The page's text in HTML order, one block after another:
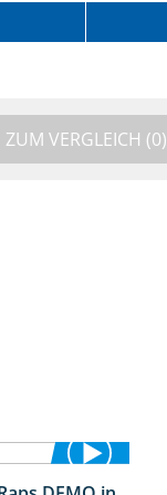
ZUM VERGLEICH (0)